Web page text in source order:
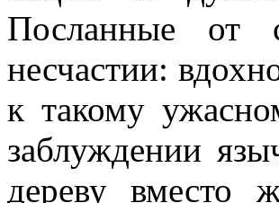
Посланные от
несчастии:
к такому
заблуждении
дереву вместо